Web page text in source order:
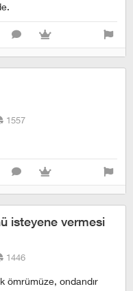
1557
isteyene vermesi
1446
ömrümüze, ondandır